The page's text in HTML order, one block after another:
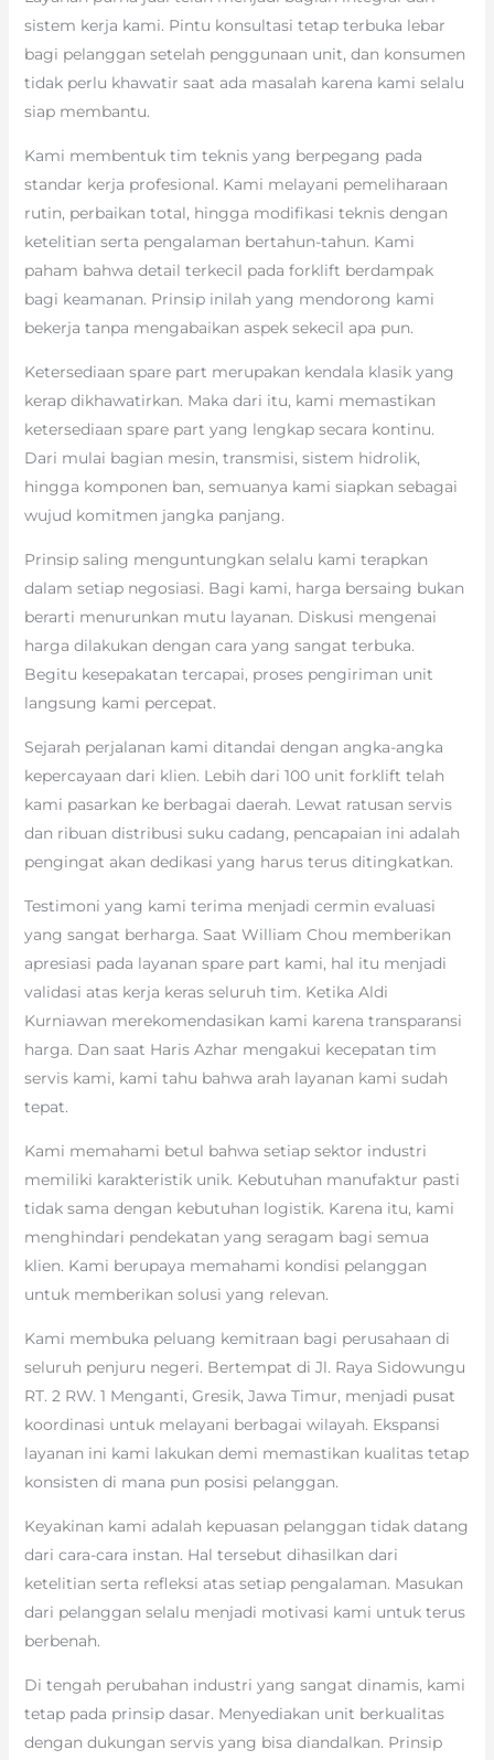
sistem kerja kami. Pintu konsultasi tetap terbuka lebar
bagi pelanggan setelah penggunaan unit, dan konsumen
tidak perlu khawatir saat ada masalah karena kami selalu
siap membantu.
Kami membentuk tim teknis yang berpegang pada
standar kerja profesional. Kami melayani pemeliharaan
rutin, perbaikan total, hingga modifikasi teknis dengan
ketelitian serta pengalaman bertahun-tahun. Kami
paham bahwa detail terkecil pada forklift berdampak
bagi keamanan. Prinsip inilah yang mendorong kami
bekerja tanpa mengabaikan aspek sekecil apa pun.
Ketersediaan spare part merupakan kendala klasik yang
kerap dikhawatirkan. Maka dari itu, kami memastikan
ketersediaan spare part yang lengkap secara kontinu.
Dari mulai bagian mesin, transmisi, sistem hidrolik,
hingga komponen ban, semuanya kami siapkan sebagai
wujud komitmen jangka panjang.
Prinsip saling menguntungkan selalu kami terapkan
dalam setiap negosiasi. Bagi kami, harga bersaing bukan
berarti menurunkan mutu layanan. Diskusi mengenai
harga dilakukan dengan cara yang sangat terbuka.
Begitu kesepakatan tercapai, proses pengiriman unit
langsung kami percepat.
Sejarah perjalanan kami ditandai dengan angka-angka
kepercayaan dari klien. Lebih dari 100 unit forklift telah
kami pasarkan ke berbagai daerah. Lewat ratusan servis
dan ribuan distribusi suku cadang, pencapaian ini adalah
pengingat akan dedikasi yang harus terus ditingkatkan.
Testimoni yang kami terima menjadi cermin evaluasi
yang sangat berharga. Saat William Chou memberikan
apresiasi pada layanan spare part kami, hal itu menjadi
validasi atas kerja keras seluruh tim. Ketika Aldi
Kurniawan merekomendasikan kami karena transparansi
harga. Dan saat Haris Azhar mengakui kecepatan tim
servis kami, kami tahu bahwa arah layanan kami sudah
tepat.
Kami memahami betul bahwa setiap sektor industri
memiliki karakteristik unik. Kebutuhan manufaktur pasti
tidak sama dengan kebutuhan logistik. Karena itu, kami
menghindari pendekatan yang seragam bagi semua
klien. Kami berupaya memahami kondisi pelanggan
untuk memberikan solusi yang relevan.
Kami membuka peluang kemitraan bagi perusahaan di
seluruh penjuru negeri. Bertempat di Jl. Raya Sidowungu
RT. 2 RW. 1 Menganti, Gresik, Jawa Timur, menjadi pusat
koordinasi untuk melayani berbagai wilayah. Ekspansi
layanan ini kami lakukan demi memastikan kualitas tetap
konsisten di mana pun posisi pelanggan.
Keyakinan kami adalah kepuasan pelanggan tidak datang
dari cara-cara instan. Hal tersebut dihasilkan dari
ketelitian serta refleksi atas setiap pengalaman. Masukan
dari pelanggan selalu menjadi motivasi kami untuk terus
berbenah.
Di tengah perubahan industri yang sangat dinamis, kami
tetap pada prinsip dasar. Menyediakan unit berkualitas
dengan dukungan servis yang bisa diandalkan. Prinsip